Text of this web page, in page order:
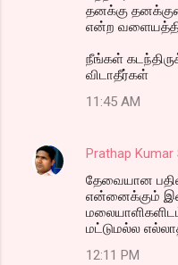
தனக்கு
என்ற
நீங்கள்
விடாதீர்கள்
11:45 AM
Prathap Kumar
தேவையான
என்னைக்கும்
மட்டுமல்ல
12:11 PM